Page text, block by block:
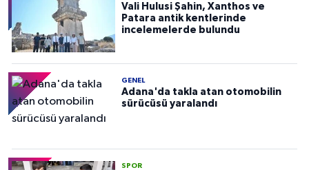
Vali Hulusi Şahin, Xanthos ve
Patara antik kentlerinde
incelemelerde bulundu
GENEL
Adana'da takla atan otomobilin
sürücüsü yaralandı
SPOR